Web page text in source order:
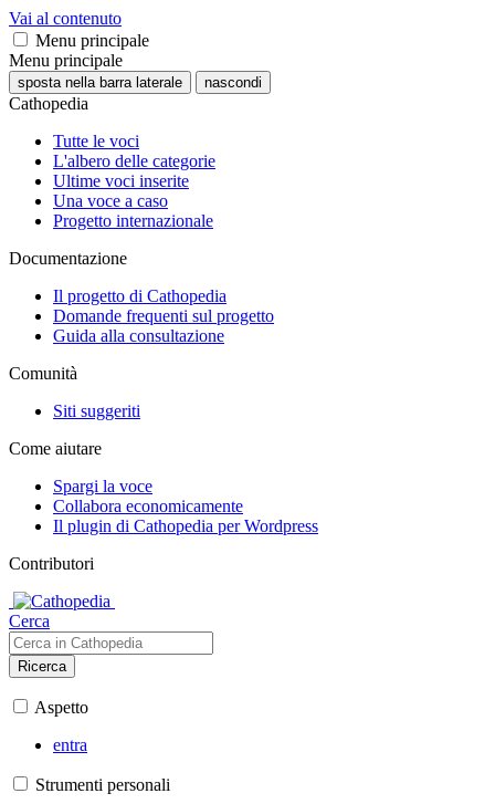
Vai al contenuto
Menu principale
Menu principale
sposta nella barra laterale nascondi
Cathopedia
Tutte le voci
L'albero delle categorie
Ultime voci inserite
Una voce a caso
Progetto internazionale
Documentazione
Il progetto di Cathopedia
Domande frequenti sul progetto
Guida alla consultazione
Comunità
Siti suggeriti
Come aiutare
Spargi la voce
Collabora economicamente
Il plugin di Cathopedia per Wordpress
Contributori
Cerca
Ricerca
Aspetto
entra
Strumenti personali